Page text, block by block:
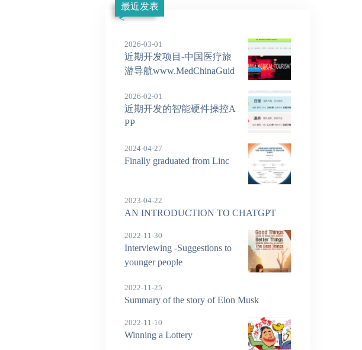
最近发表
2026-03-01
近期开发项目-中国医疗旅
游导航www.MedChinaGuid
2026-02-01
近期开发的智能硬件操控A
PP
2024-04-27
Finally graduated from Linc
2023-04-22
AN INTRODUCTION TO CHATGPT
2022-11-30
Interviewing -Suggestions to
younger people
2022-11-25
Summary of the story of Elon Musk
2022-11-10
Winning a Lottery